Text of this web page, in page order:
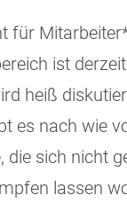
für
ist
heiß
es nach wie
die sich nicht
lassen